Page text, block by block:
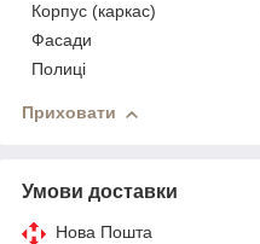
Корпус (каркас)
Фасади
Полиці
Приховати
Умови доставки
Нова Пошта